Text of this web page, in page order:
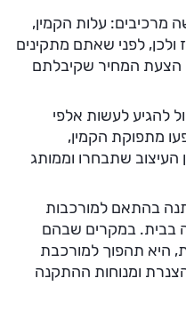
מרכיבים: עלות הקמין,
לפני שאתם מתקינים
הצעת המחיר שקיבלתם
להגיע לעשות אלפי
מתפוקת הקמין,
העיצוב שתבחרו וממותג
בהתאם למורכבות
בבית. במקרים שבהם
היא תהפוך למורכבת
ומנוחות ההתקנה